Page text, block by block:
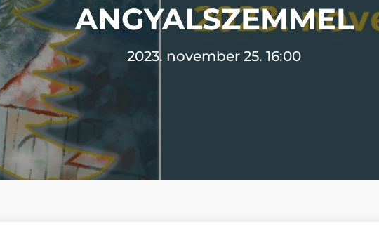
ANGYALSZEMMEL
2023. november 25. 16:00